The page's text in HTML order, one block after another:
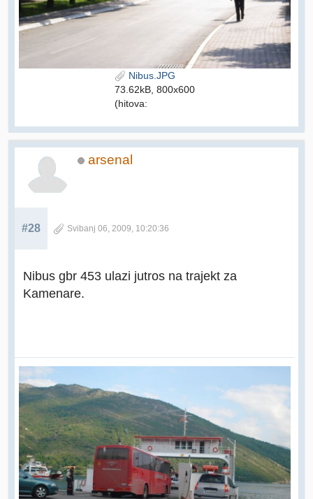
Nibus.JPG
73.62kB, 800x600
(hitova:
arsenal
#28 Svibanj 06, 2009, 10:20:36
Nibus gbr 453 ulazi jutros na trajekt za
Kamenare.